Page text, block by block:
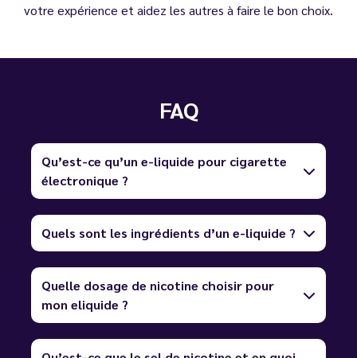
votre expérience et aidez les autres à faire le bon choix.
FAQ
Qu’est-ce qu’un e-liquide pour cigarette
électronique ?
Quels sont les ingrédients d’un e-liquide ?
Quelle dosage de nicotine choisir pour
mon eliquide ?